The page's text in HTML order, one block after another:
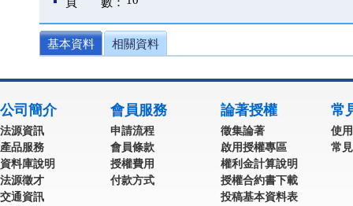
基本資料 相關資料
公司簡介
法源資訊
產品服務
資料庫說明
法源徵才
交通資訊
會員服務
申請流程
會員條款
授權費用
付款方式
論著授權
徵集論著
啟用授權專區
權利金計算說明
授權合約書下載
投稿基本資料表
常
使
常